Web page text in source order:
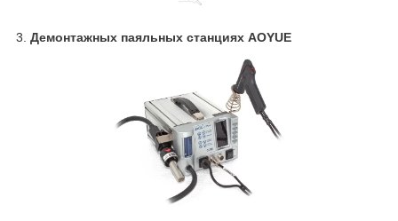
3. Демонтажных паяльных станциях AOYUE